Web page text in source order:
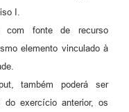
I.
com fonte de recurso
elemento vinculado à
também poderá ser
do exercício anterior, os